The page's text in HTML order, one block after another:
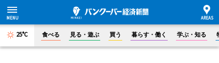
25°C 食べる 見る・遊ぶ 買う 暮らす・働く 学ぶ・知る